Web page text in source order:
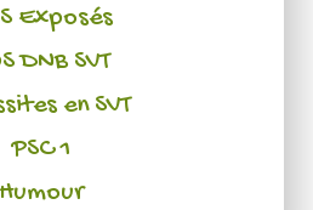
Exposés
DNB SVT
en SVT
PSC 1
Humour